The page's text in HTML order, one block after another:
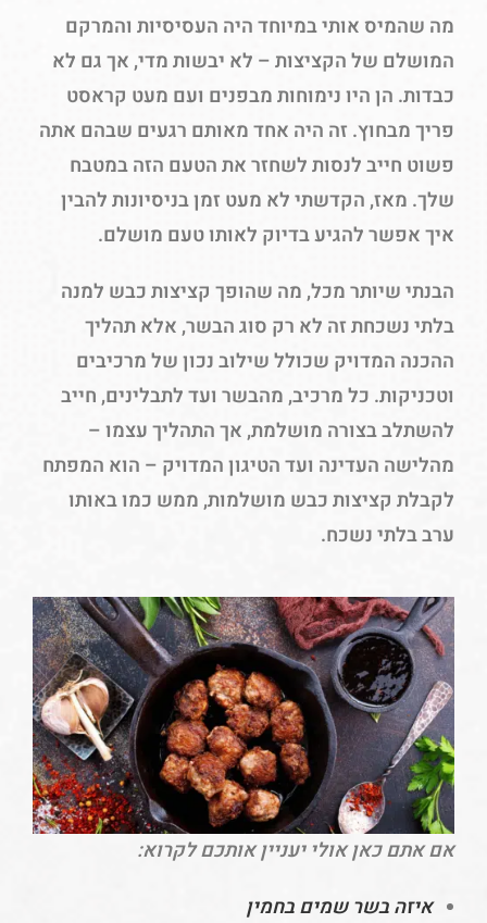
מה שהמיס אותי במיוחד היה העסיסיות והמרקם
המושלם של הקציצות – לא יבשות מדי, אך גם לא
כבדות. הן היו נימוחות מבפנים ועם מעט קראסט
פריך מבחוץ. זה היה אחד מאותם רגעים שבהם אתה
פשוט חייב לנסות לשחזר את הטעם הזה במטבח
שלך. מאז, הקדשתי לא מעט זמן בניסיונות להבין
איך אפשר להגיע בדיוק לאותו טעם מושלם.
הבנתי שיותר מכל, מה שהופך קציצות כבש למנה
בלתי נשכחת זה לא רק סוג הבשר, אלא תהליך
ההכנה המדויק שכולל שילוב נכון של מרכיבים
וטכניקות. כל מרכיב, מהבשר ועד לתבלינים, חייב
להשתלב בצורה מושלמת, אך התהליך עצמו –
מהלישה העדינה ועד הטיגון המדויק – הוא המפתח
לקבלת קציצות כבש מושלמות, ממש כמו באותו
ערב בלתי נשכח.
אם אתם כאן אולי יעניין אותכם לקרוא:
איזה בשר שמים בחמין